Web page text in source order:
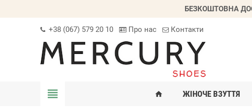
БЕЗКОШТОВНА
+38 (067) 579 20 10 Про нас Контакти
view_headline home ЖІНОЧЕ ВЗУТТЯ